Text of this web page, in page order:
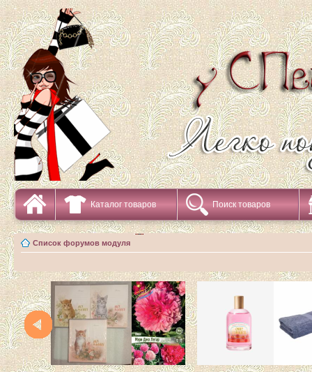
Каталог товаров Поиск товаров
Список форумов модуля